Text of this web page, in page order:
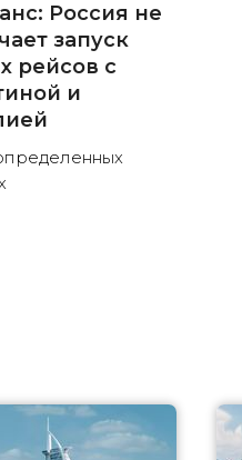
Россия не
запуск
рейсов с
и